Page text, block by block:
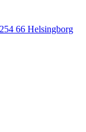
254 66 Helsingborg